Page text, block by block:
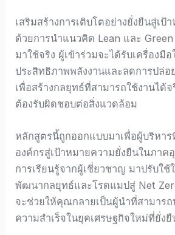
เสริมสร้างการเติบโตอย่างยั่งยืนสู่เป้
ด้วยการนำแนวคิด Lean และ
มาใช้จริง ผู้เข้าร่วมจะได้รับเครื่องมือ
ประสิทธิภาพพลังงานและลดการปล่อ
เพื่อสร้างกลยุทธ์ที่สามารถใช้งานได้
ต้องรับผิดชอบต่อสิ่งแวดล้อม
หลักสูตรนี้ถูกออกแบบมาเพื่อผู้บริหา
องค์กรสู่เป้าหมายความยั่งยืนในภาค
การเรียนรู้จากผู้เชี่ยวชาญ มาปรับใช้
พัฒนากลยุทธ์และโรดแมปสู่ Net
จะช่วยให้คุณกลายเป็นผู้นำที่สามารถ
ความสำเร็จในยุคเศรษฐกิจใหม่ที่ยั่งยื